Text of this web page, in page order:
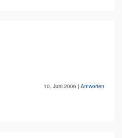
10. Juni 2006 | Antworten